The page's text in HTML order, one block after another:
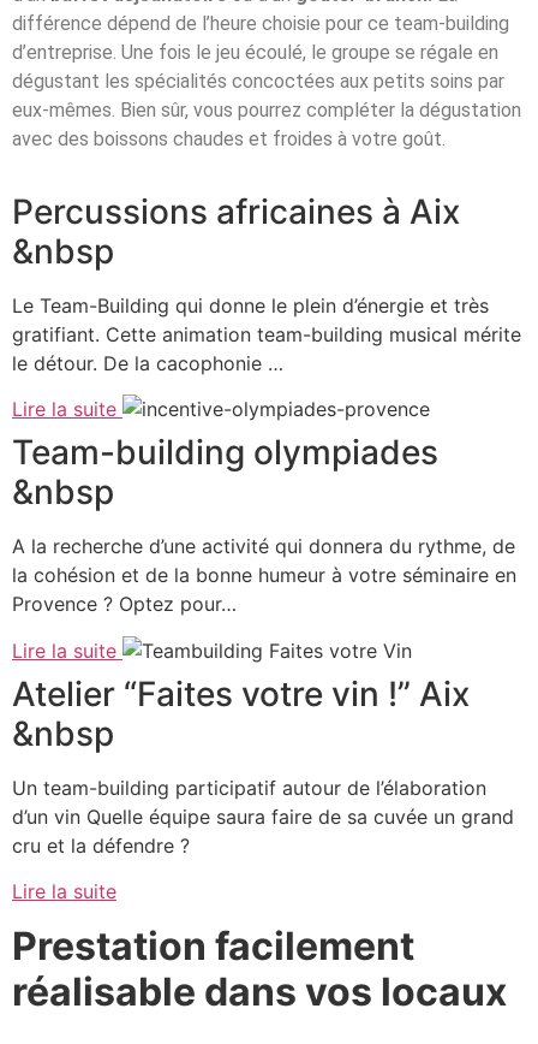
différence dépend de l’heure choisie pour ce team-building
d’entreprise. Une fois le jeu écoulé, le groupe se régale en
dégustant les spécialités concoctées aux petits soins par
eux-mêmes. Bien sûr, vous pourrez compléter la dégustation
avec des boissons chaudes et froides à votre goût.
Percussions africaines à Aix
&nbsp
Le Team-Building qui donne le plein d’énergie et très
gratifiant. Cette animation team-building musical mérite
le détour. De la cacophonie …
Lire la suite
Team-building olympiades
&nbsp
A la recherche d’une activité qui donnera du rythme, de
la cohésion et de la bonne humeur à votre séminaire en
Provence ? Optez pour…
Lire la suite
Atelier “Faites votre vin !” Aix
&nbsp
Un team-building participatif autour de l’élaboration
d’un vin Quelle équipe saura faire de sa cuvée un grand
cru et la défendre ?
Lire la suite
Prestation facilement
réalisable dans vos locaux